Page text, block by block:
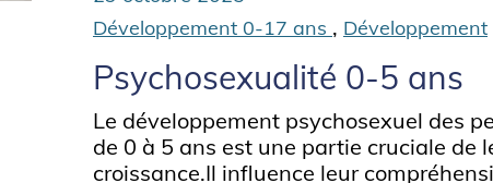
Développement 0-17 ans , Développement
Psychosexualité 0-5 ans
Le développement psychosexuel des
de 0 à 5 ans est une partie cruciale de
croissance.Il influence leur